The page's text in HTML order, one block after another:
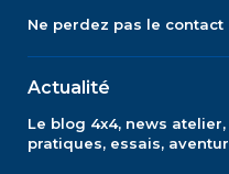
Ne perdez pas le contact
Actualité
Le blog 4x4, news
pratiques, essais,